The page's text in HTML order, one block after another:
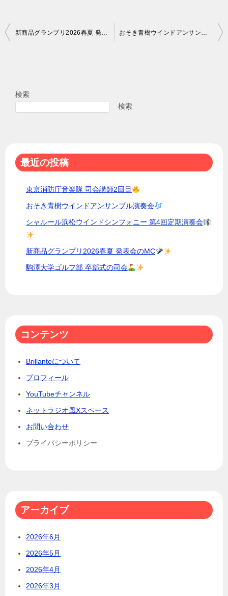
投
ゲ
ー
ン
検索
検索
最近の投稿
東京消防庁音楽隊 司会講師2回目
おそき青樹ウインドアンサンブル演奏会
シャルール浜松ウインドシンフォニー 第4回定期演奏会
新商品グランプリ2026春夏 発表会のMC
駒澤大学ゴルフ部 卒部式の司会
コンテンツ
Brillanteについて
プロフィール
YouTubeチャンネル
ネットラジオ風Xスペース
お問い合わせ
プライバシーポリシー
アーカイブ
2026年6月
2026年5月
2026年4月
2026年3月